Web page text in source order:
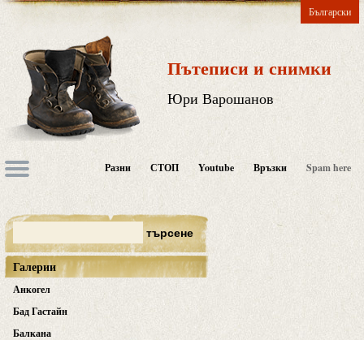
Български
Пътеписи и снимки
Юри Варошанов
Разни СТОП Youtube Връзки Spam here
Галерии
Анкогел
Бад Гастайн
Балкана